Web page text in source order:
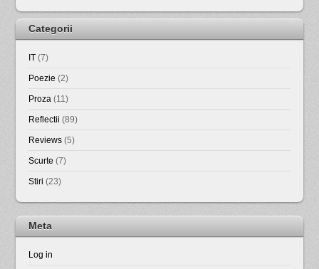
Categorii
IT (7)
Poezie (2)
Proza (11)
Reflectii (89)
Reviews (5)
Scurte (7)
Stiri (23)
Meta
Log in